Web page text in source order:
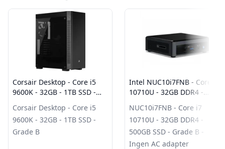
Corsair Desktop - Core i5
9600K - 32GB - 1TB SSD -
Corsair Desktop - Core i5
9600K - 32GB - 1TB SSD -
Grade B
Intel NUC10i7FNB - Core i7
10710U - 32GB DDR4 -
Ingen AC adapter
NUC10i7FNB - Core i7
10710U - 32GB DDR4 -
500GB SSD - Grade B -
Ingen AC adapter